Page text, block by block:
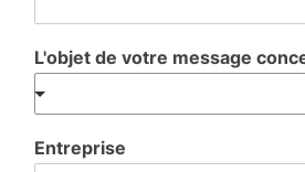
L'objet de votre message
Entreprise